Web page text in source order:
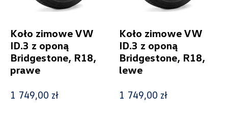
Koło zimowe VW
ID.3 z oponą
Bridgestone, R18,
prawe
1 749,00 zł
Koło zimowe VW
ID.3 z oponą
Bridgestone, R18,
lewe
1 749,00 zł
Wpisz lokalizację
Alexas Car Servcie